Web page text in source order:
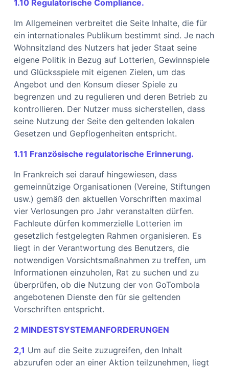
1.10 Regulatorische Compliance.
Im Allgemeinen verbreitet die Seite Inhalte, die für
ein internationales Publikum bestimmt sind. Je nach
Wohnsitzland des Nutzers hat jeder Staat seine
eigene Politik in Bezug auf Lotterien, Gewinnspiele
und Glücksspiele mit eigenen Zielen, um das
Angebot und den Konsum dieser Spiele zu
begrenzen und zu regulieren und deren Betrieb zu
kontrollieren. Der Nutzer muss sicherstellen, dass
seine Nutzung der Seite den geltenden lokalen
Gesetzen und Gepflogenheiten entspricht.
1.11 Französische regulatorische Erinnerung.
In Frankreich sei darauf hingewiesen, dass
gemeinnützige Organisationen (Vereine, Stiftungen
usw.) gemäß den aktuellen Vorschriften maximal
vier Verlosungen pro Jahr veranstalten dürfen.
Fachleute dürfen kommerzielle Lotterien im
gesetzlich festgelegten Rahmen organisieren. Es
liegt in der Verantwortung des Benutzers, die
notwendigen Vorsichtsmaßnahmen zu treffen, um
Informationen einzuholen, Rat zu suchen und zu
überprüfen, ob die Nutzung der von GoTombola
angebotenen Dienste den für sie geltenden
Vorschriften entspricht.
2 MINDESTSYSTEMANFORDERUNGEN
2,1 Um auf die Seite zuzugreifen, den Inhalt
abzurufen oder an einer Aktion teilzunehmen, liegt